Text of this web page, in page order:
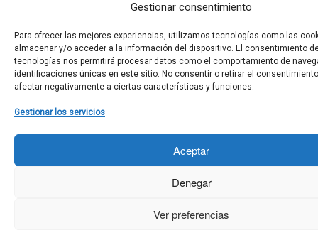
Gestionar consentimiento
Para ofrecer las mejores experiencias, utilizamos tecnologías como las
almacenar y/o acceder a la información del dispositivo. El consentimiento
tecnologías nos permitirá procesar datos como el comportamiento de
identificaciones únicas en este sitio. No consentir o retirar el
afectar negativamente a ciertas características y funciones.
Gestionar los servicios
Aceptar
Denegar
Ver preferencias